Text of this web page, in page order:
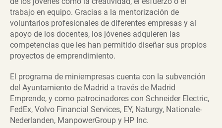
trabajo en equipo. Gracias a la mentorización de
voluntarios profesionales de diferentes empresas y al
apoyo de los docentes, los jóvenes adquieren las
competencias que les han permitido diseñar sus propios
proyectos de emprendimiento.
El programa de miniempresas cuenta con la subvención
del Ayuntamiento de Madrid a través de Madrid
Emprende, y como patrocinadores con Schneider Electric,
FedEx, Volvo Financial Services, EY, Naturgy, Nationale-
Nederlanden, ManpowerGroup y HP Inc.